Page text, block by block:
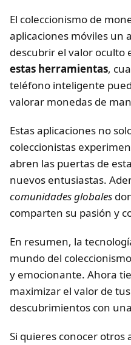
El coleccionismo de
aplicaciones móviles un
descubrir el valor oculto
estas herramientas,
teléfono inteligente
valorar monedas de
Estas aplicaciones no
coleccionistas
abren las puertas de
nuevos entusiastas.
comunidades globales
comparten su pasión y
En resumen, la
mundo del
y emocionante. Ahora
maximizar el valor de
descubrimientos con
Si quieres conocer otros